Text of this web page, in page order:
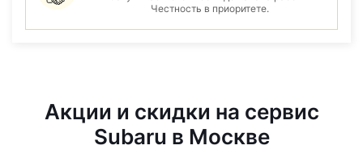
Честность в приоритете.
Акции и скидки на сервис
Subaru в Москве